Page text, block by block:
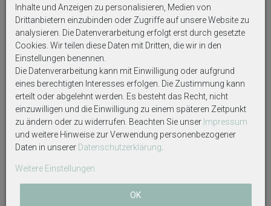
diese nicht ausdrücklich eingeschlossen werden.
Weitere interessante Artikel
Inhalte und Anzeigen zu personalisieren, Medien von
Drittanbietern einzubinden oder Zugriffe auf unsere Website zu
analysieren. Die Datenverarbeitung erfolgt erst durch gesetzte
Cookies. Wir teilen diese Daten mit Dritten, die wir in den
Einstellungen benennen.
Die Datenverarbeitung kann mit Einwilligung oder aufgrund
eines berechtigten Interesses erfolgen. Die Zustimmung kann
erteilt oder abgelehnt werden. Es besteht das Recht, nicht
einzuwilligen und die Einwilligung zu einem späteren Zeitpunkt
zu ändern oder zu widerrufen. Beachten Sie unser Impressum
und weitere Hinweise zur Verwendung personenbezogener
Daten in unserer Daten­schutz­erklärung
Weitere Einstellungen
OK